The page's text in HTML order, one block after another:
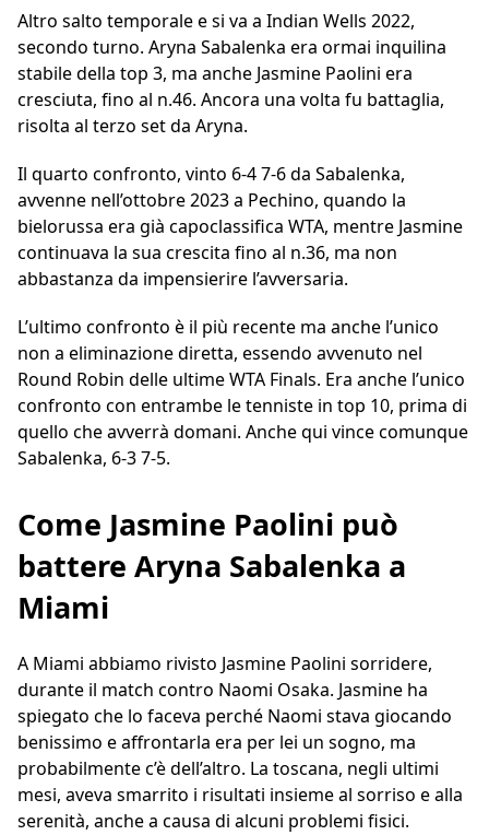
Altro salto temporale e si va a Indian Wells 2022,
secondo turno. Aryna Sabalenka era ormai inquilina
stabile della top 3, ma anche Jasmine Paolini era
cresciuta, fino al n.46. Ancora una volta fu battaglia,
risolta al terzo set da Aryna.
Il quarto confronto, vinto 6-4 7-6 da Sabalenka,
avvenne nell’ottobre 2023 a Pechino, quando la
bielorussa era già capoclassifica WTA, mentre Jasmine
continuava la sua crescita fino al n.36, ma non
abbastanza da impensierire l’avversaria.
L’ultimo confronto è il più recente ma anche l’unico
non a eliminazione diretta, essendo avvenuto nel
Round Robin delle ultime WTA Finals. Era anche l’unico
confronto con entrambe le tenniste in top 10, prima di
quello che avverrà domani. Anche qui vince comunque
Sabalenka, 6-3 7-5.
Come Jasmine Paolini può
battere Aryna Sabalenka a
Miami
A Miami abbiamo rivisto Jasmine Paolini sorridere,
durante il match contro Naomi Osaka. Jasmine ha
spiegato che lo faceva perché Naomi stava giocando
benissimo e affrontarla era per lei un sogno, ma
probabilmente c’è dell’altro. La toscana, negli ultimi
mesi, aveva smarrito i risultati insieme al sorriso e alla
serenità, anche a causa di alcuni problemi fisici.